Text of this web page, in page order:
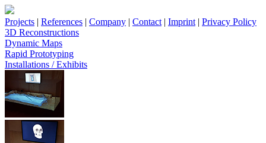
Projects | References | Company | Contact | Imprint | Privacy Policy
3D Reconstructions
Dynamic Maps
Rapid Prototyping
Installations / Exhibits